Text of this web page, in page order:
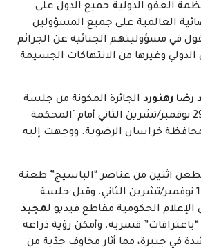
العفو الدولية جميع الدول على
العالمية على جميع المسؤولين
في مسؤوليتهم الجنائية عن الجرائم
الدولي وغيرها من الانتهاكات الجسيمة
رضا رهنورد الجائرة المكونة من جلسة
واحدة فقط تمت في 29 نوفمبر/تشرين الثاني أمام ´المحكمة
خراسان الرضوية. ووجهت إليه
اثنين من عناصر “الباسيج” طعنة
قاتلة في مشهد في 17 نوفمبر/تشرين الثاني. وقبل جلسة
الحكومية مقاطع فيديو لمجيد
“باعترافات” قسرية. وأمكن رؤية ذراعه
في جبيرة، مما أثار مخاوف جدّية من